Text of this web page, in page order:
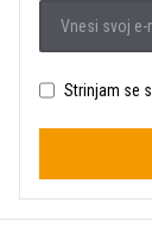
Strinjam se s